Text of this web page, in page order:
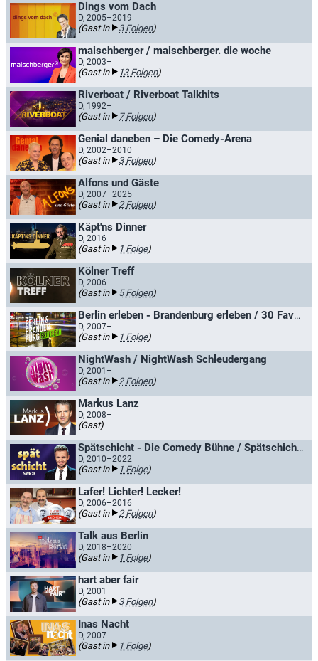
Dings vom Dach
D, 2005–2019
(Gast in 3 Folgen)
maischberger / maischberger. die woche
D, 2003–
(Gast in 13 Folgen)
Riverboat / Riverboat Talkhits
D, 1992–
(Gast in 7 Folgen)
Genial daneben – Die Comedy-Arena
D, 2002–2010
(Gast in 3 Folgen)
Alfons und Gäste
D, 2007–2025
(Gast in 2 Folgen)
Käpt'ns Dinner
D, 2016–
(Gast in 1 Folge)
Kölner Treff
D, 2006–
(Gast in 5 Folgen)
Berlin erleben - Brandenburg erleben / 30 Favoriten
D, 2007–
(Gast in 1 Folge)
NightWash / NightWash Schleudergang
D, 2001–
(Gast in 2 Folgen)
Markus Lanz
D, 2008–
(Gast)
Spätschicht - Die Comedy Bühne / Spätschicht - Die SWR Comedy Bühne
D, 2010–2022
(Gast in 1 Folge)
Lafer! Lichter! Lecker!
D, 2006–2016
(Gast in 2 Folgen)
Talk aus Berlin
D, 2018–2020
(Gast in 1 Folge)
hart aber fair
D, 2001–
(Gast in 3 Folgen)
Inas Nacht
D, 2007–
(Gast in 1 Folge)